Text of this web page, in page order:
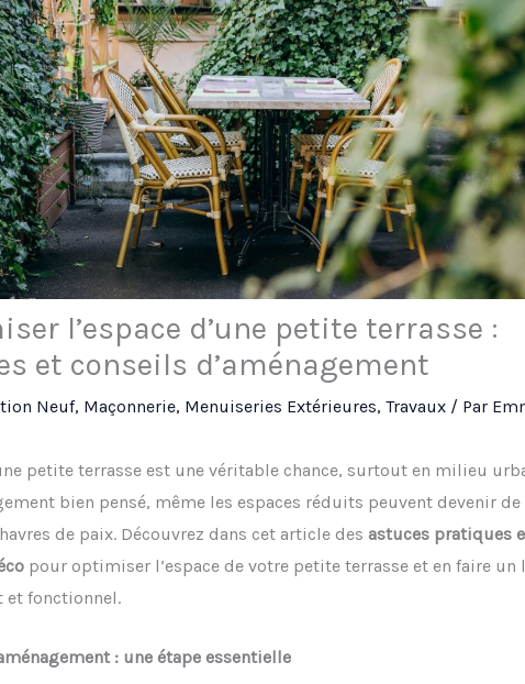
l’espace d’une petite terrasse :
et conseils d’aménagement
Neuf, Maçonnerie, Menuiseries Extérieures, Travaux/ Par
petite terrasse est une véritable chance, surtout en milieu
bien pensé, même les espaces réduits peuvent devenir de
de paix. Découvrez dans cet article des astuces pratiques
pour optimiser l’espace de votre petite terrasse et en faire un
et fonctionnel.
: une étape essentielle